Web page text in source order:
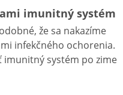
imunitný systém
že sa nakazíme
infekčného ochorenia.
imunitný systém po zime